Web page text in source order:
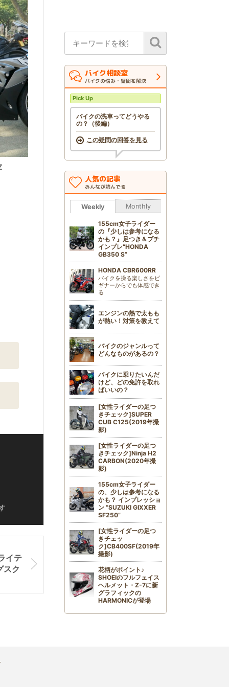
イテ
スク
バイク相談室
バイクの悩み・疑問を解決
Pick Up
バイクの洗車ってどうやる
の？（後編）
この疑問の回答を見る
人気の記事
みんなが読んでる
Weekly Monthly
155cm女子ライダー
の『少しは参考になる
かも？』足つき＆プチ
インプレ“HONDA
GB350 S”
HONDA CBR600RR
バイクを操る楽しさをビ
ギナーからでも体感でき
る
エンジンの熱で太もも
が熱い！対策を教えて
バイクのジャンルって
どんなものがあるの？
バイクに乗りたいんだ
けど、どの免許を取れ
ばいいの？
[女性ライダーの足つ
きチェック]SUPER
CUB C125(2019年撮
影)
[女性ライダーの足つ
きチェック]Ninja H2
CARBON(2020年撮
影)
155cm女子ライダー
の、少しは参考になる
かも？ インプレッショ
ン “SUZUKI GIXXER
SF250”
[女性ライダーの足つ
きチェッ
ク]CB400SF(2019年
撮影)
花柄がポイント♪
SHOEIのフルフェイス
ヘルメット・Z-7に新
グラフィックの
HARMONICが登場